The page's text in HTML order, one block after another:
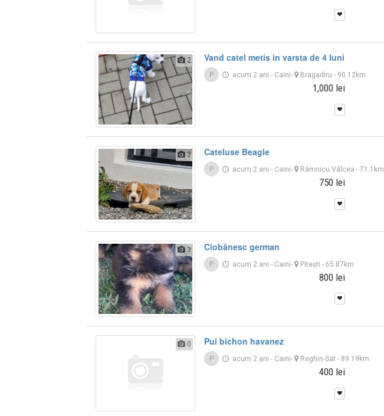
2 Vand catel metis in varsta de 4 luni
P acum 2 ani - Caini- Bragadiru - 90.12km
1,000 lei
3 Cateluse Beagle
P acum 2 ani - Caini- Râmnicu Vâlcea - 71.1km
750 lei
3 Ciobănesc german
P acum 2 ani - Caini- Piteşti - 65.87km
800 lei
0 Pui bichon havanez
P acum 2 ani - Caini- Reghin-Sat - 89.19km
400 lei